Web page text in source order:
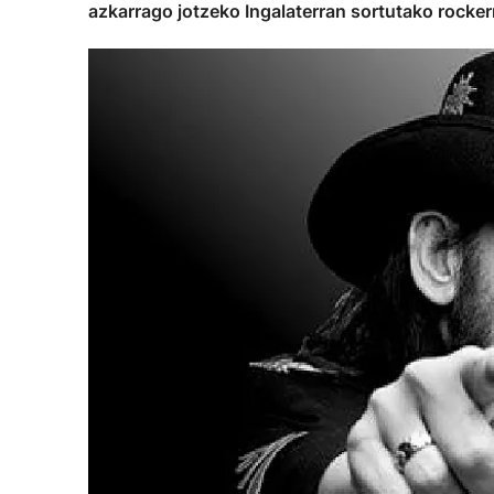
azkarrago jotzeko Ingalaterran sortutako